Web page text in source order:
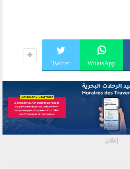
WhatsApp
Twitter
إعلان